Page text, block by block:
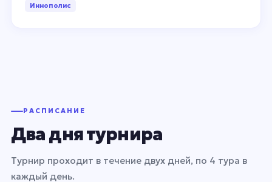
Иннополис
РАСПИСАНИЕ
Два дня турнира
Турнир проходит в течение двух дней, по 4 тура в
каждый день.